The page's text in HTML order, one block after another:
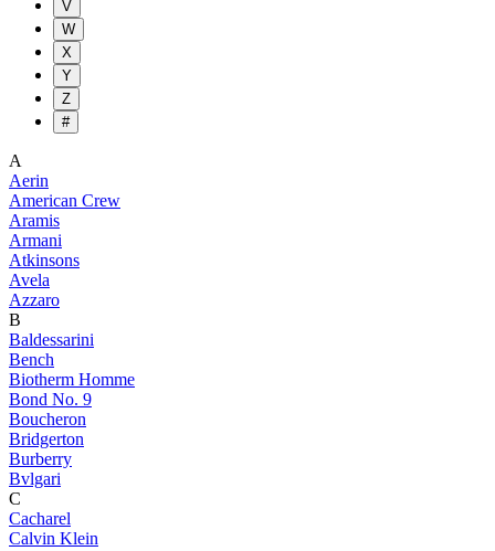
V
W
X
Y
Z
#
A
Aerin
American Crew
Aramis
Armani
Atkinsons
Avela
Azzaro
B
Baldessarini
Bench
Biotherm Homme
Bond No. 9
Boucheron
Bridgerton
Burberry
Bvlgari
C
Cacharel
Calvin Klein